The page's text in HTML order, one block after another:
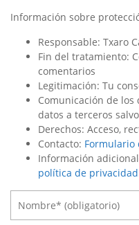
Información sobre
Responsable: Txaro
Fin del tratamiento:
comentarios
Legitimación: Tu
Comunicación de los
datos a terceros
Derechos: Acceso,
Contacto: Formulario
Información
política de privacidad